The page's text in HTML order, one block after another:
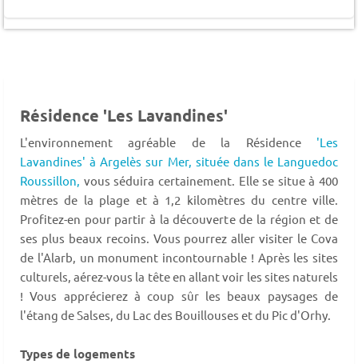
Résidence 'Les Lavandines'
L'environnement agréable de la Résidence 'Les
Lavandines' à Argelès sur Mer, située dans le Languedoc
Roussillon, vous séduira certainement. Elle se situe à 400
mètres de la plage et à 1,2 kilomètres du centre ville.
Profitez-en pour partir à la découverte de la région et de
ses plus beaux recoins. Vous pourrez aller visiter le Cova
de l'Alarb, un monument incontournable ! Après les sites
culturels, aérez-vous la tête en allant voir les sites naturels
! Vous apprécierez à coup sûr les beaux paysages de
l'étang de Salses, du Lac des Bouillouses et du Pic d'Orhy.
Types de logements